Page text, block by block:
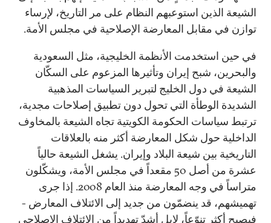
الشيعة الذين استوعبهم النظام على مر التاريخ، لإرساء
توازن في مقابل المعارضة الإصلاحية في مجلس الأمة.
في حين استخدمت الأنظمة الخليجية، مثل السعودية
والبحرين، شبح إيران وتأثيرها المزعوم على السكّان
الشيعة في دول الخليج لتبرير السياسات المذهبية
الشديدة الوطأة التي تحول دون تطبيق إصلاحات مجدية،
ترتبط سياسات الحكومة الكويتية تجاه الشيعة بالمخاوف
الداخلية حول شكل المعارضة أكثر منه بالعلاقات
التاريخية بين شيعة البلاد وإيران. يشغل الشيعة حالياً
عشرة من أصل 50 مقعداً في مجلس الأمة، ويشكّلون
متراساً في وجه المعارضة منذ العام 2008. إذا جرى
تهميشهم، قد ينضمّون من جديد إلى الائتلاف المعارض -
فيصبح أكثر تنوّعاً، لابل أشدّ تهديداً من الائتلاف الإصلاحي